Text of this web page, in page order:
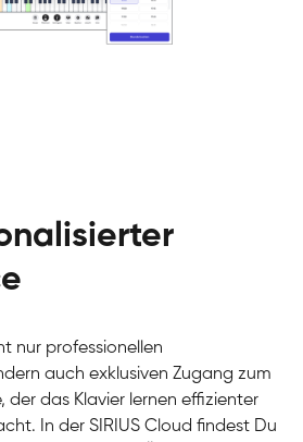
nur professionellen
auch exklusiven Zugang zum
der das Klavier lernen effizienter
In der SIRIUS Cloud findest Du